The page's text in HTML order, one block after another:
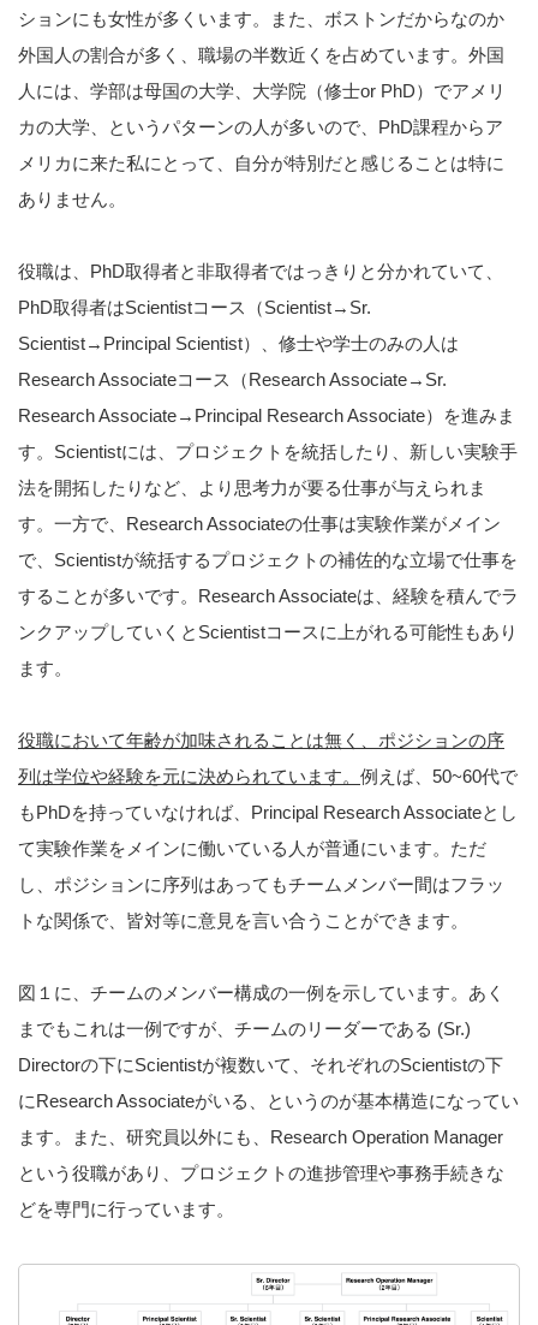
ションにも女性が多くいます。また、ボストンだからなのか
外国人の割合が多く、職場の半数近くを占めています。外国
人には、学部は母国の大学、大学院（修士or PhD）でアメリ
カの大学、というパターンの人が多いので、PhD課程からア
メリカに来た私にとって、自分が特別だと感じることは特に
ありません。
役職は、PhD取得者と非取得者ではっきりと分かれていて、
PhD取得者はScientistコース（Scientist→Sr.
Scientist→Principal Scientist）、修士や学士のみの人は
Research Associateコース（Research Associate→Sr.
Research Associate→Principal Research Associate）を進みま
す。Scientistには、プロジェクトを統括したり、新しい実験手
法を開拓したりなど、より思考力が要る仕事が与えられま
す。一方で、Research Associateの仕事は実験作業がメイン
で、Scientistが統括するプロジェクトの補佐的な立場で仕事を
することが多いです。Research Associateは、経験を積んでラ
ンクアップしていくとScientistコースに上がれる可能性もあり
ます。
役職において年齢が加味されることは無く、ポジションの序
列は学位や経験を元に決められています。 例えば、50~60代で
もPhDを持っていなければ、Principal Research Associateとし
て実験作業をメインに働いている人が普通にいます。ただ
し、ポジションに序列はあってもチームメンバー間はフラッ
トな関係で、皆対等に意見を言い合うことができます。
図１に、チームのメンバー構成の一例を示しています。あく
までもこれは一例ですが、チームのリーダーである (Sr.)
Directorの下にScientistが複数いて、それぞれのScientistの下
にResearch Associateがいる、というのが基本構造になってい
ます。また、研究員以外にも、Research Operation Manager
という役職があり、プロジェクトの進捗管理や事務手続きな
どを専門に行っています。